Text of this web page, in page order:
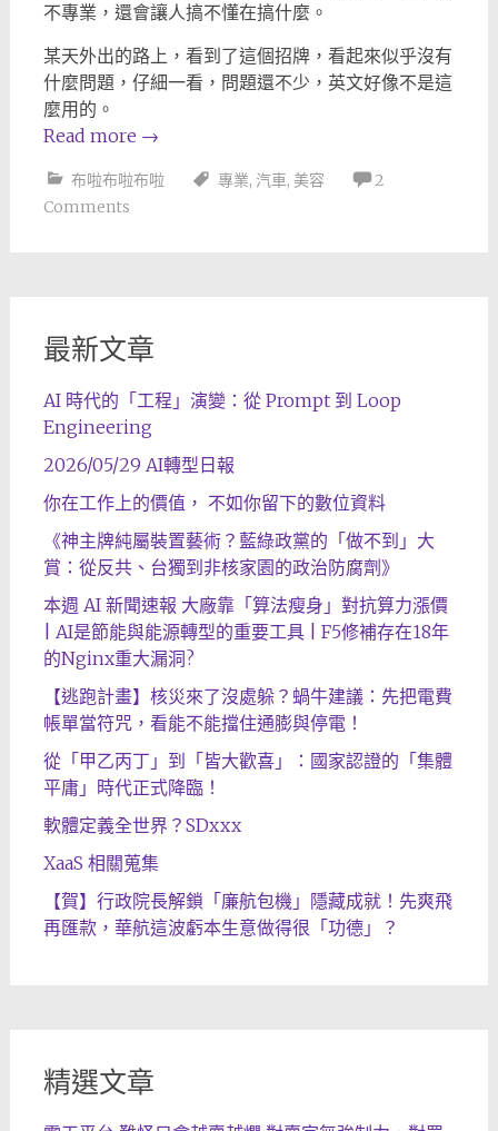
不專業，還會讓人搞不懂在搞什麼。
某天外出的路上，看到了這個招牌，看起來似乎沒有
什麼問題，仔細一看，問題還不少，英文好像不是這
麼用的。
Read more →
布啦布啦布啦 專業, 汽車, 美容
2
Comments
最新文章
AI 時代的「工程」演變：從 Prompt 到 Loop
Engineering
2026/05/29 AI轉型日報
你在工作上的價值， 不如你留下的數位資料
《神主牌純屬裝置藝術？藍綠政黨的「做不到」大
賞：從反共、台獨到非核家園的政治防腐劑》
本週 AI 新聞速報 大廠靠「算法瘦身」對抗算力漲價
| AI是節能與能源轉型的重要工具 | F5修補存在18年
的Nginx重大漏洞?
【逃跑計畫】核災來了沒處躲？蝸牛建議：先把電費
帳單當符咒，看能不能擋住通膨與停電！
從「甲乙丙丁」到「皆大歡喜」：國家認證的「集體
平庸」時代正式降臨！
軟體定義全世界？SDxxx
XaaS 相關蒐集
【賀】行政院長解鎖「廉航包機」隱藏成就！先爽飛
再匯款，華航這波虧本生意做得很「功德」？
精選文章